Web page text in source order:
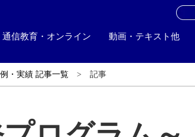
通信教育・オンライン 動画・テキスト他
・実績 記事一覧 記事